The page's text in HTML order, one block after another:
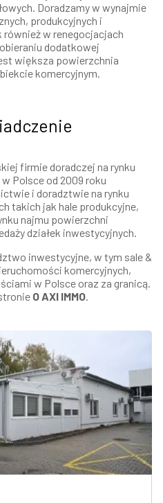
Doradzamy w wynajmie
produkcyjnych i
również w renegocjacjach
dodatkowej
większa powierzchnia
komercyjnym.
firmie doradczej na rynku
Polsce od 2009 roku
i doradztwie na rynku
takich jak hale produkcyjne,
najmu powierzchni
działek inwestycyjnych.
inwestycyjne, w tym sale &
komercyjnych,
w Polsce oraz za granicą.
O AXI IMMO.